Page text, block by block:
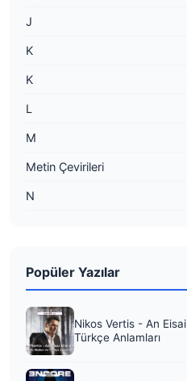
J
K
K
L
M
Metin Çevirileri
N
Popüler Yazılar
Nikos Vertis - An
Türkçe Anlamları